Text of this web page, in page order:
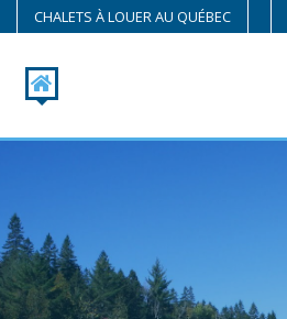
CHALETS À LOUER AU QUÉBEC